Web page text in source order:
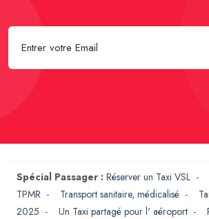
Spécial Passager : Réserver un Taxi VSL -
TPMR - Transport sanitaire, médicalisé -
2025 - Un Taxi partagé pour l' aéroport -